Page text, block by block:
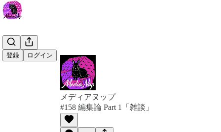
登録 ログイン
メディアヌップ
#158 編集論 Part 1「雑談」